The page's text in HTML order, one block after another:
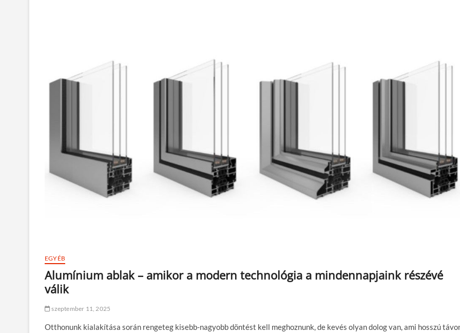
EGYÉB
Alumínium ablak – amikor a modern technológia a mindennapjaink részévé
válik
szeptember 11, 2025
Otthonunk kialakítása során rengeteg kisebb-nagyobb döntést kell meghoznunk, de kevés olyan dolog van, ami hosszú